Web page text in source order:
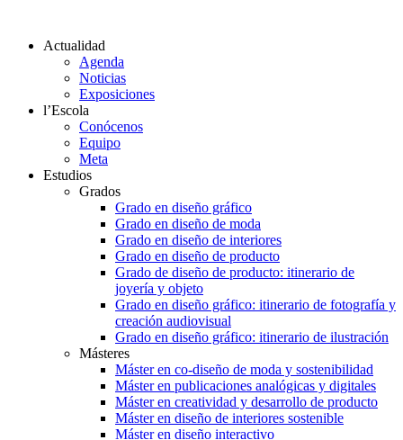
Actualidad
Agenda
Noticias
Exposiciones
l’Escola
Conócenos
Equipo
Meta
Estudios
Grados
Grado en diseño gráfico
Grado en diseño de moda
Grado en diseño de interiores
Grado en diseño de producto
Grado de diseño de producto: itinerario de
joyería y objeto
Grado en diseño gráfico: itinerario de fotografía y
creación audiovisual
Grado en diseño gráfico: itinerario de ilustración
Másteres
Máster en co-diseño de moda y sostenibilidad
Máster en publicaciones analógicas y digitales
Máster en creatividad y desarrollo de producto
Máster en diseño de interiores sostenible
Máster en diseño interactivo